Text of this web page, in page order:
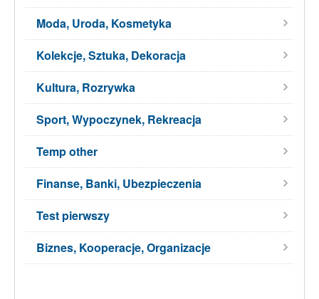
Moda, Uroda, Kosmetyka
Kolekcje, Sztuka, Dekoracja
Kultura, Rozrywka
Sport, Wypoczynek, Rekreacja
Temp other
Finanse, Banki, Ubezpieczenia
Test pierwszy
Biznes, Kooperacje, Organizacje